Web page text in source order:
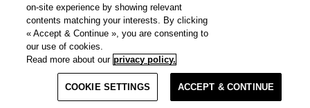
Filter
on-site experience by showing relevant
contents matching your interests. By clicking
« Accept & Continue », you are consenting to
our use of cookies.
Read more about our privacy policy.
COOKIE SETTINGS ACCEPT & CONTINUE